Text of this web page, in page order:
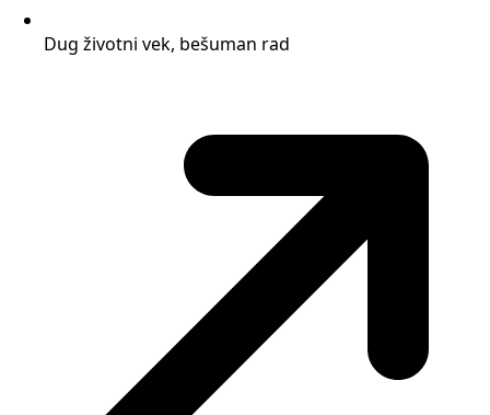
Dug životni vek, bešuman rad